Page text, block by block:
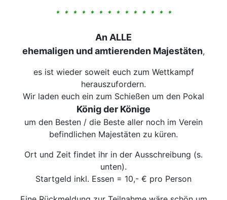
* * * * * * * * * * * * * *
An ALLE
ehemaligen und amtierenden Majestäten,
es ist wieder soweit euch zum Wettkampf
herauszufordern.
Wir laden euch ein zum Schießen um den Pokal
König der Könige
um den Besten / die Beste aller noch im Verein
befindlichen Majestäten zu küren.
Ort und Zeit findet ihr in der Ausschreibung (s.
unten).
Startgeld inkl. Essen = 10,- € pro Person